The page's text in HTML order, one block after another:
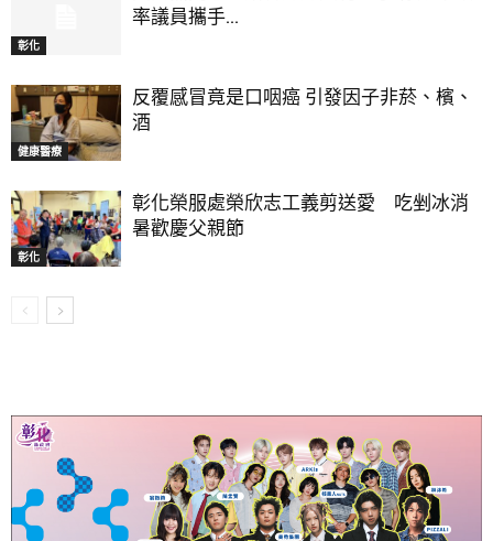
彰化
率議員攜手...
健康醫療
反覆感冒竟是口咽癌 引發因子非菸、檳、
酒
彰化
彰化榮服處榮欣志工義剪送愛 吃剉冰消
暑歡慶父親節